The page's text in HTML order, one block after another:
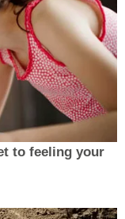
to feeling your